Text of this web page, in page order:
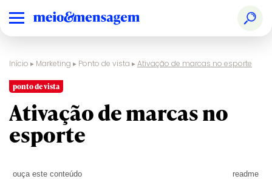
Início ▸ Marketing ▸ Ponto de vista ▸Ativação de marcas no esporte
ponto de vista
Ativação de marcas no
esporte
ouça este conteúdo readme